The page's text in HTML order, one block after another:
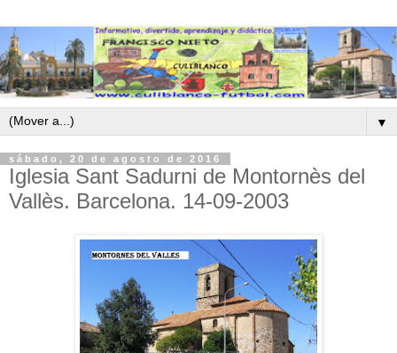
▼
sábado, 20 de agosto de 2016
Iglesia Sant Sadurni de Montornès del
Vallès. Barcelona. 14-09-2003